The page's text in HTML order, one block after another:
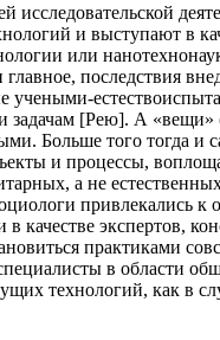
и выступают в
или
последствия
[Рею]. А «вещи»
Больше того тогда и
и процессы,
а не
привлекались
качестве экспертов,
практиками
в области
технологий, как в